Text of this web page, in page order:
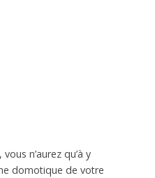
n’aurez qu’à y
domotique de votre